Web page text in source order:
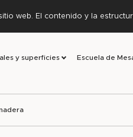
web. El contenido y la
y superficies Escuela de